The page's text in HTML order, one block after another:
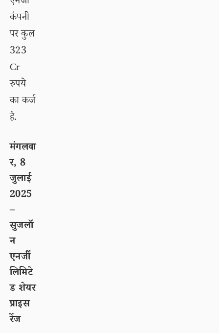
कंपनी
पर कुल
323
Cr
रुपये
का कर्ज
है.
मंगलवा
र, 8
जुलाई
2025
–
सुजलॉ
न
एनर्जी
लिमिटे
ड शेयर
प्राइस
रेंज